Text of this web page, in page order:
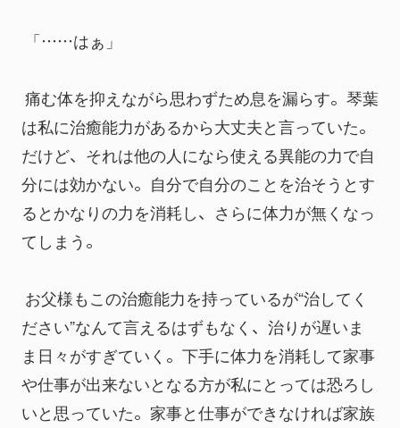
「……はぁ」
痛む体を抑えながら思わずため息を漏らす。琴葉
は私に治癒能力があるから大丈夫と言っていた。
だけど、それは他の人になら使える異能の力で自
分には効かない。自分で自分のことを治そうとす
るとかなりの力を消耗し、さらに体力が無くなっ
てしまう。
お父様もこの治癒能力を持っているが“治してく
ださい”なんて言えるはずもなく、治りが遅いま
ま日々がすぎていく。下手に体力を消耗して家事
や仕事が出来ないとなる方が私にとっては恐ろし
いと思っていた。家事と仕事ができなければ家族